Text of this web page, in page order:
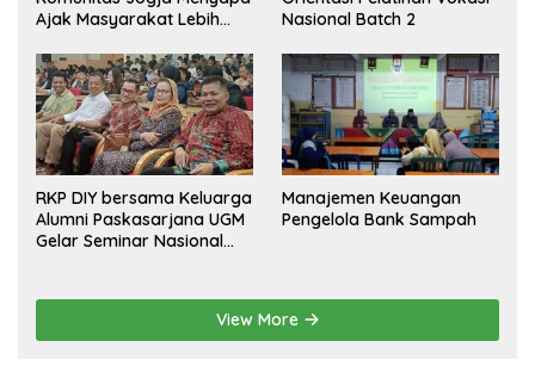
Ajak Masyarakat Lebih
Nasional Batch 2
RKP DIY bersama Keluarga
Alumni Paskasarjana UGM
Gelar Seminar Nasional
Manajemen Keuangan
Pengelola Bank Sampah
View More